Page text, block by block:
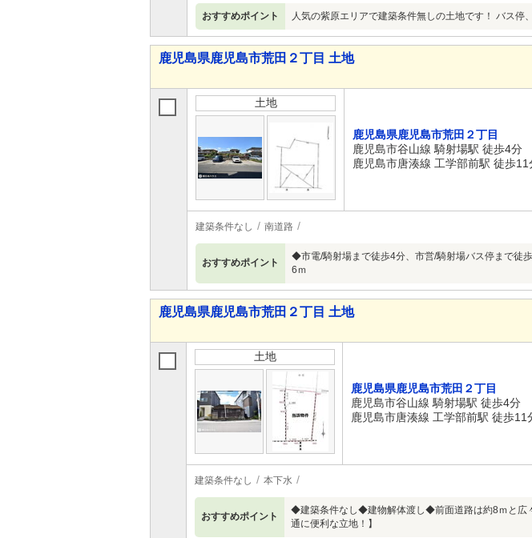
おすすめポイント 人気の紫原エリアで建築条件無しの土地です！ バス
鹿児島県鹿児島市荒田２丁目 土地
土地
鹿児島県鹿児島市荒田２丁目
鹿児島市谷山線 騎射場駅 徒歩4分
鹿児島市唐湊線 工学部前駅 徒歩11
建築条件なし 南道路
おすすめポイント
◆市電/騎射場まで徒歩4分、市営/騎射場バス停まで
6ｍ
鹿児島県鹿児島市荒田２丁目 土地
土地
鹿児島県鹿児島市荒田２丁目
鹿児島市谷山線 騎射場駅 徒歩4分
鹿児島市唐湊線 工学部前駅 徒歩11
建築条件なし 本下水
おすすめポイント
◆建築条件なし◆建物解体渡し◆前面道路は約8ｍと広
通に便利な立地！】